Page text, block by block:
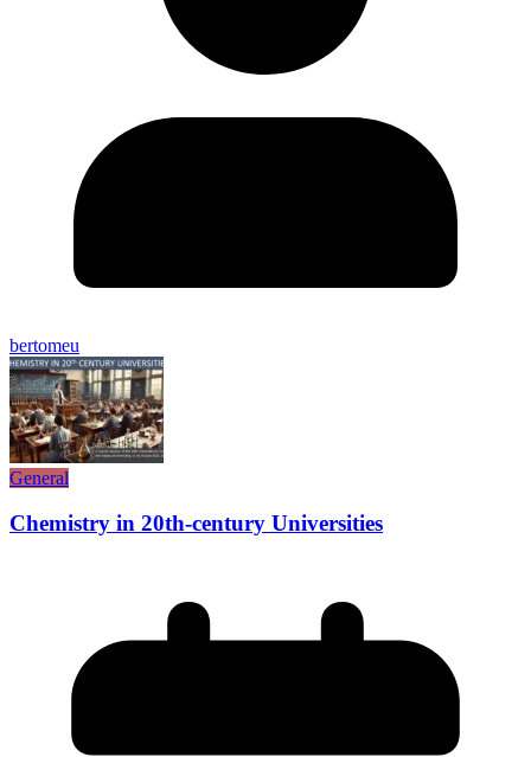
bertomeu
General
Chemistry in 20th-century Universities